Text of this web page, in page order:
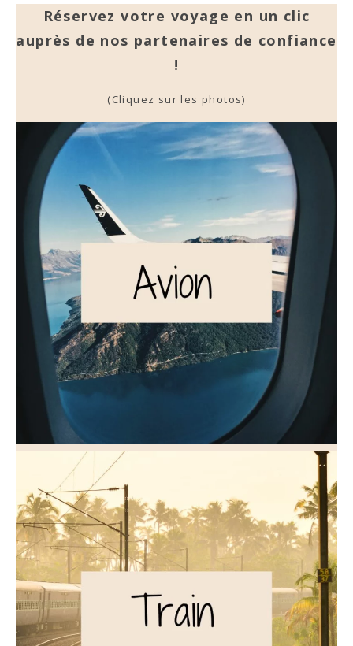
Réservez votre voyage en un clic
auprès de nos partenaires de confiance
!
(Cliquez sur les photos)